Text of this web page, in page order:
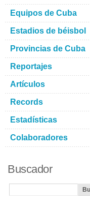
Equipos de Cuba
Estadios de béisbol
Provincias de Cuba
Reportajes
Artículos
Records
Estadísticas
Colaboradores
Buscador